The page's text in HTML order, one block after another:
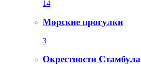
14
Морские прогулки
3
Окрестности Стамбула